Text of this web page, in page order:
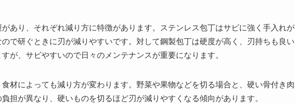
あり、それぞれ減り方に特徴があります。ステンレス包丁はサビに強く手入れが
で研ぐときに刃が減りやすいです。対して鋼製包丁は硬度が高く、刃持ちも良い
が、サビやすいので日々のメンテナンスが重要になります。
材によっても減り方が変わります。野菜や果物などを切る場合と、硬い骨付き肉
担が異なり、硬いものを切るほど刃が減りやすくなる傾向があります。